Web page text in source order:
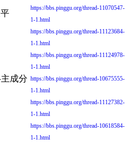
https://bbs.pinggu.org/thread-11070547-
1-1.html
https://bbs.pinggu.org/thread-11123684-
1-1.html
https://bbs.pinggu.org/thread-11124978-
1-1.html
成分 https://bbs.pinggu.org/thread-10675555-
1-1.html
https://bbs.pinggu.org/thread-11127382-
1-1.html
https://bbs.pinggu.org/thread-10618584-
1-1.html